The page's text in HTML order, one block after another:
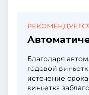
Благодаря
годовой
истечение
виньетка